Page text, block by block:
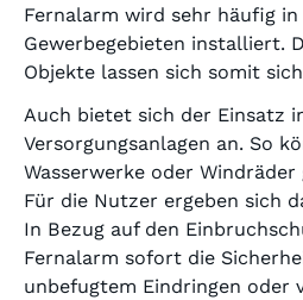
Fernalarm wird sehr häufig in
Gewerbegebieten installiert.
Objekte lassen sich somit
Auch bietet sich der Einsatz
Versorgungsanlagen an. So
Wasserwerke oder
Für die Nutzer ergeben sich
In Bezug auf den
Fernalarm sofort die
unbefugtem Eindringen oder